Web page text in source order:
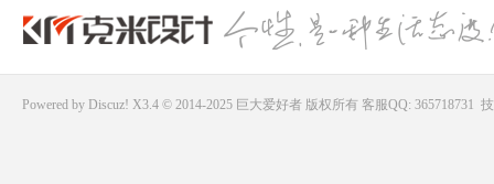
Powered by Discuz! X3.4 © 2014-2025 巨大爱好者版权所有 客服QQ: 365718731